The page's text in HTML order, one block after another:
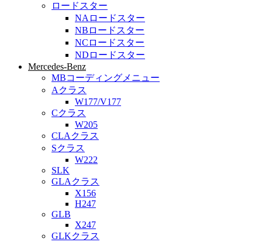
ロードスター
NAロードスター
NBロードスター
NCロードスター
NDロードスター
Mercedes-Benz
MBコーディングメニュー
Aクラス
W177/V177
Cクラス
W205
CLAクラス
Sクラス
W222
SLK
GLAクラス
X156
H247
GLB
X247
GLKクラス